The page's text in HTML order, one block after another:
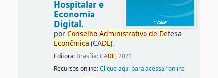
Hospitalar e
Economia
Digital.
porConselho Administrativo de Defesa
Econômica (CADE).
Editora: Brasília: CADE, 2021
Recursos online:Clique aqui para acessar online